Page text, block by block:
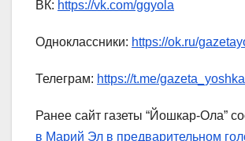
ВК: https://vk.com/ggyola
Одноклассники: https://ok.ru/
Телеграм: https://t.me/
Ранее сайт газеты “Йошкар-Ола”
в Марий Эл в предварительном